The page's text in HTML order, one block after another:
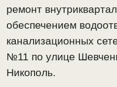
ремонт
обеспечением
канализационных
№11 по улице
Никополь.